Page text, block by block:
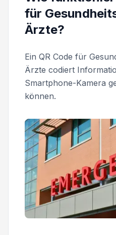
für
Ärzte?
Ein QR Code für
Ärzte codiert
Smartphone-Kamera
können.